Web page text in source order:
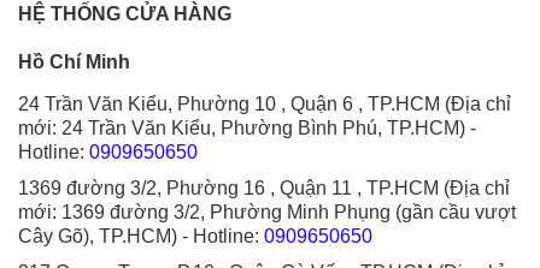
HỆ THỐNG CỬA HÀNG
Hồ Chí Minh
24 Trần Văn Kiểu, Phường 10 , Quận 6 , TP.HCM (Địa chỉ
mới: 24 Trần Văn Kiểu, Phường Bình Phú, TP.HCM) -
Hotline: 0909650650
1369 đường 3/2, Phường 16 , Quận 11 , TP.HCM (Địa chỉ
mới: 1369 đường 3/2, Phường Minh Phụng (gần cầu vượt
Cây Gõ), TP.HCM) - Hotline: 0909650650